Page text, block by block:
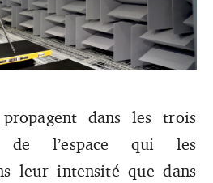
appareil auditif gère la réflexion du
est matière à réflexion.
dans les trois
de l’espace qui les
leur intensité que dans